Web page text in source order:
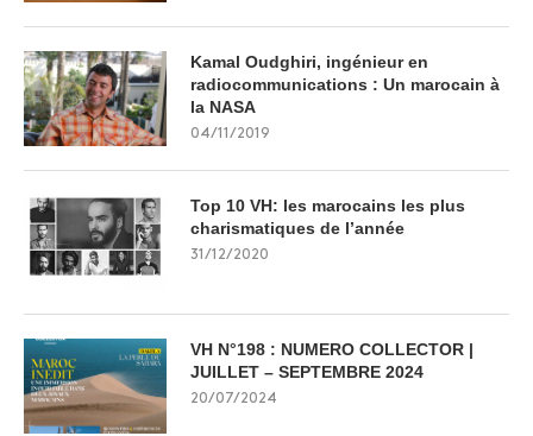
Kamal Oudghiri, ingénieur en
radiocommunications : Un marocain à
la NASA
04/11/2019
Top 10 VH: les marocains les plus
charismatiques de l’année
31/12/2020
VH N°198 : NUMERO COLLECTOR |
JUILLET – SEPTEMBRE 2024
20/07/2024